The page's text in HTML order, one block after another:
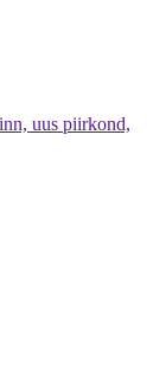
uus piirkond,